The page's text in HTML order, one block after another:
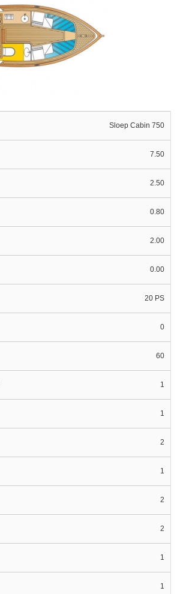
Sloep Cabin 750
7.50
2.50
0.80
2.00
0.00
20 PS
0
60
1
1
2
1
2
2
1
1